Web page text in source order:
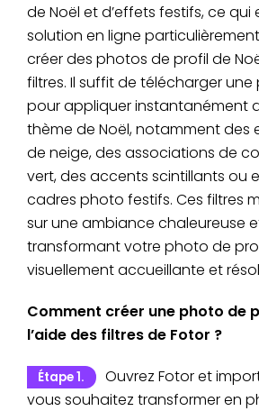
de Noël et d’effets festifs, ce qui
solution en ligne
créer des photos de profil de
filtres. Il suffit de télécharger
pour appliquer instantanément
thème de Noël, notamment des
de neige, des associations de
vert, des accents scintillants ou
cadres photo festifs. Ces filtres
sur une ambiance chaleureuse
transformant votre photo de
visuellement accueillante et
Comment créer une photo de
l’aide des filtres de Fotor ?
Étape 1.
Ouvrez Fotor et
vous souhaitez transformer en